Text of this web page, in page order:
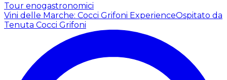
Tour enogastronomici
Vini delle Marche: Cocci Grifoni ExperienceOspitato da
Tenuta Cocci Grifoni